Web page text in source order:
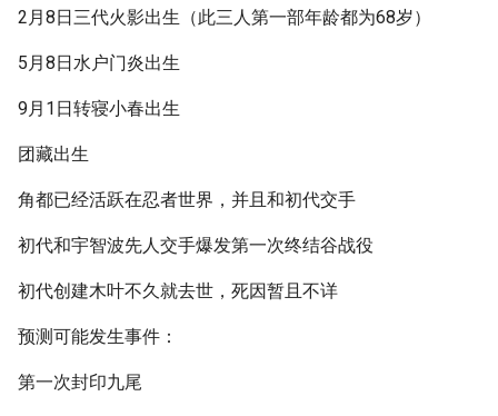
2月8日三代火影出生（此三人第一部年龄都为68岁）
5月8日水户门炎出生
9月1日转寝小春出生
团藏出生
角都已经活跃在忍者世界，并且和初代交手
初代和宇智波先人交手爆发第一次终结谷战役
初代创建木叶不久就去世，死因暂且不详
预测可能发生事件：
第一次封印九尾